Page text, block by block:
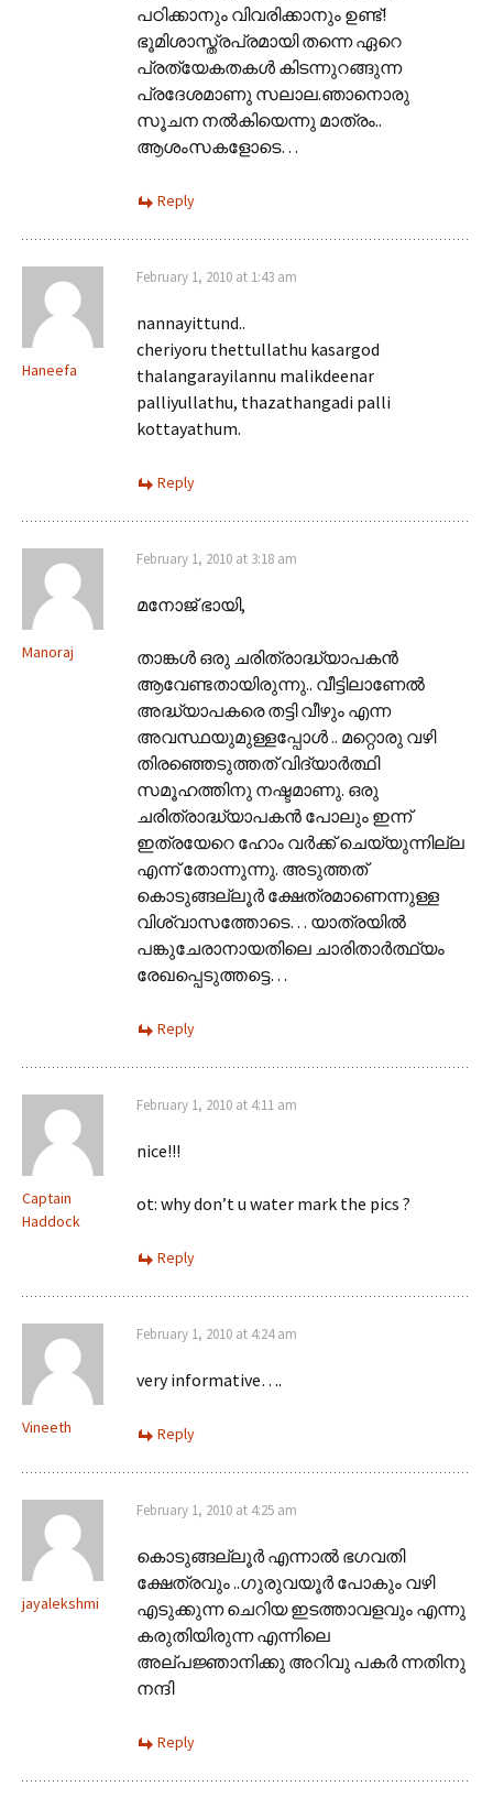
പഠിക്കാനും വിവരിക്കാനും ഉണ്ട്!
ഭൂമിശാസ്ത്രപ്രമായി തന്നെ ഏറെ
പ്രത്യേകതകള്‍ കിടന്നുറങ്ങുന്ന
പ്രദേശമാണു സലാല.ഞാനൊരു
സൂചന നല്‍കിയെന്നു മാത്രം..
ആശംസകളോടെ…
Reply
Haneefa
February 1, 2010 at 1:43 am
nannayittund..
cheriyoru thettullathu kasargod
thalangarayilannu malikdeenar
palliyullathu, thazathangadi palli
kottayathum.
Reply
Manoraj
February 1, 2010 at 3:18 am
മനോജ്‌ ഭായി,
താങ്കൾ ഒരു ചരിത്രാദ്ധ്യാപകൻ
ആവേണ്ടതായിരുന്നു.. വീട്ടിലാണേൽ
അദ്ധ്യാപകരെ തട്ടി വീഴും എന്ന
അവസ്ഥയുമുള്ളപ്പോൾ .. മറ്റൊരു വഴി
തിരഞ്ഞെടുത്തത്‌ വിദ്യാർത്ഥി
സമൂഹത്തിനു നഷ്ടമാണു. ഒരു
ചരിത്രാദ്ധ്യാപകൻ പോലും ഇന്ന്
ഇത്രയേറെ ഹോം വർക്ക്‌ ചെയ്യുന്നില്ല
എന്ന് തോന്നുന്നു. അടുത്തത്‌
കൊടുങ്ങല്ലൂർ ക്ഷേത്രമാണെന്നുള്ള
വിശ്വാസത്തോടെ… യാത്രയിൽ
പങ്കുചേരാനായതിലെ ചാരിതാർത്ഥ്യം
രേഖപ്പെടുത്തട്ടെ…
Reply
Captain
Haddock
February 1, 2010 at 4:11 am
nice!!!
ot: why don’t u water mark the pics ?
Reply
Vineeth
February 1, 2010 at 4:24 am
very informative….
Reply
jayalekshmi
February 1, 2010 at 4:25 am
കൊടുങ്ങല്ലൂര്‍ എന്നാല്‍ ഭഗവതി
ക്ഷേത്രവും ..ഗുരുവയൂര്‍ പോകും വഴി
എടുക്കുന്ന ചെറിയ ഇടത്താവളവും എന്നു
കരുതിയിരുന്ന എന്നിലെ
അല്പജ്ഞാനിക്കു അറിവു പകര്‍ ന്നതിനു
നന്ദി
Reply